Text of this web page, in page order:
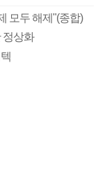
모두 해제"(종합)
정상화